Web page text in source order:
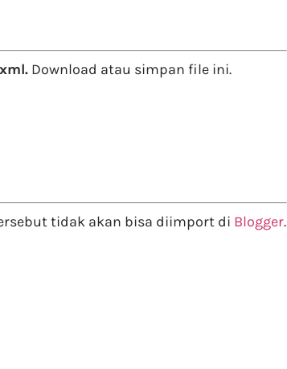
Download atau simpan file ini.
tidak akan bisa diimport di Blogger.